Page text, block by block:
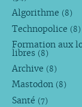
Algorithme (8)
Technopolice (8)
Formation aux
libres (8)
Archive (8)
Mastodon (8)
Santé (7)